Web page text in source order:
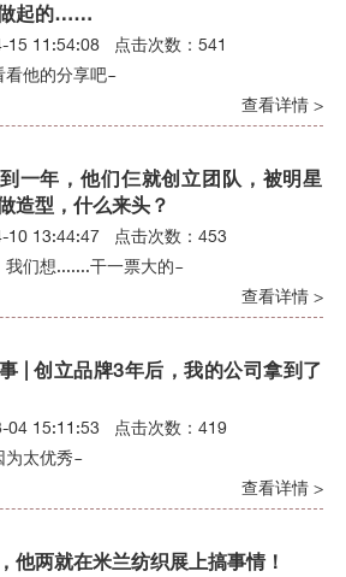
起的……
15 11:54:08 点击次数：541
看他的分享吧~
查看详情 >
一年，他们仨就创立团队，被明星
造型，什么来头？
10 13:44:47 点击次数：453
我们想.......干一票大的~
查看详情 >
| 创立品牌3年后，我的公司拿到了
04 15:11:53 点击次数：419
为太优秀~
查看详情 >
他两就在米兰纺织展上搞事情！